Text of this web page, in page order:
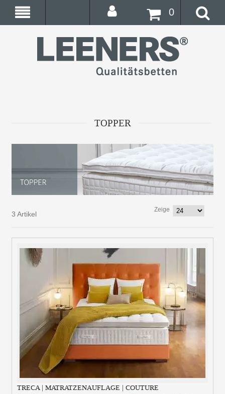
0
TOPPER
3 Artikel
Zeige
TRECA | MATRATZENAUFLAGE | COUTURE